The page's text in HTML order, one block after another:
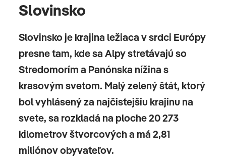
Slovinsko
Slovinsko je krajina ležiaca v srdci Európy
presne tam, kde sa Alpy stretávajú so
Stredomorím a Panónska nížina s
krasovým svetom. Malý zelený štát, ktorý
bol vyhlásený za najčistejšiu krajinu na
svete, sa rozkladá na ploche 20 273
kilometrov štvorcových a má 2,81
miliónov obyvateľov.